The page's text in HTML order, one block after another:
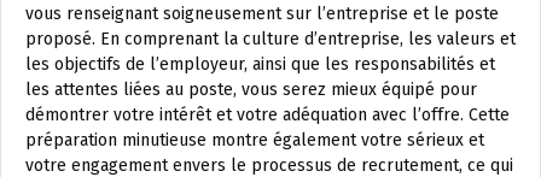
vous renseignant soigneusement sur l’entreprise et le poste
proposé. En comprenant la culture d’entreprise, les valeurs et
les objectifs de l’employeur, ainsi que les responsabilités et
les attentes liées au poste, vous serez mieux équipé pour
démontrer votre intérêt et votre adéquation avec l’offre. Cette
préparation minutieuse montre également votre sérieux et
votre engagement envers le processus de recrutement, ce qui